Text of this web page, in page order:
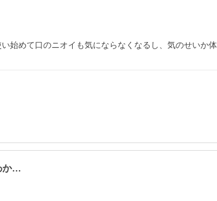
始めて口のニオイも気にならなくなるし、気のせいか
か…